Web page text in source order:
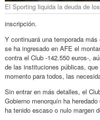
El Sporting liquida la deuda de
inscripción.
Y continuará una temporada
se ha ingresado en AFE el
contra el Club -142.550 euros-,
de las instituciones públicas,
momento para todos, las
Sin entrar en más detalles, el
Gobierno menorquín ha
ha tenido escaso o nulo margen